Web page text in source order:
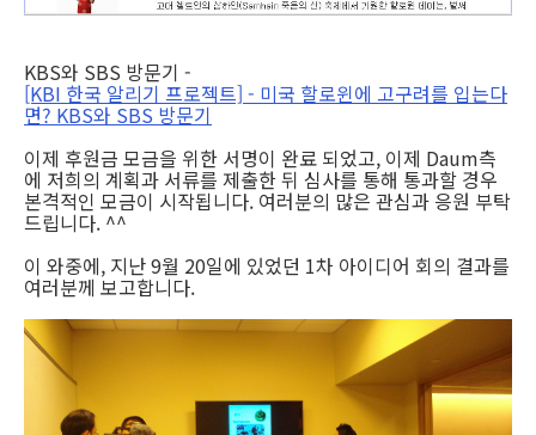
KBS와 SBS 방문기 -
[KBI 한국 알리기 프로젝트] - 미국 할로윈에 고구려를 입는다
면? KBS와 SBS 방문기
이제 후원금 모금을 위한 서명이 완료 되었고, 이제 Daum측
에 저희의 계획과 서류를 제출한 뒤 심사를 통해 통과할 경우
본격적인 모금이 시작됩니다. 여러분의 많은 관심과 응원 부탁
드립니다. ^^
이 와중에, 지난 9월 20일에 있었던 1차 아이디어 회의 결과를
여러분께 보고합니다.